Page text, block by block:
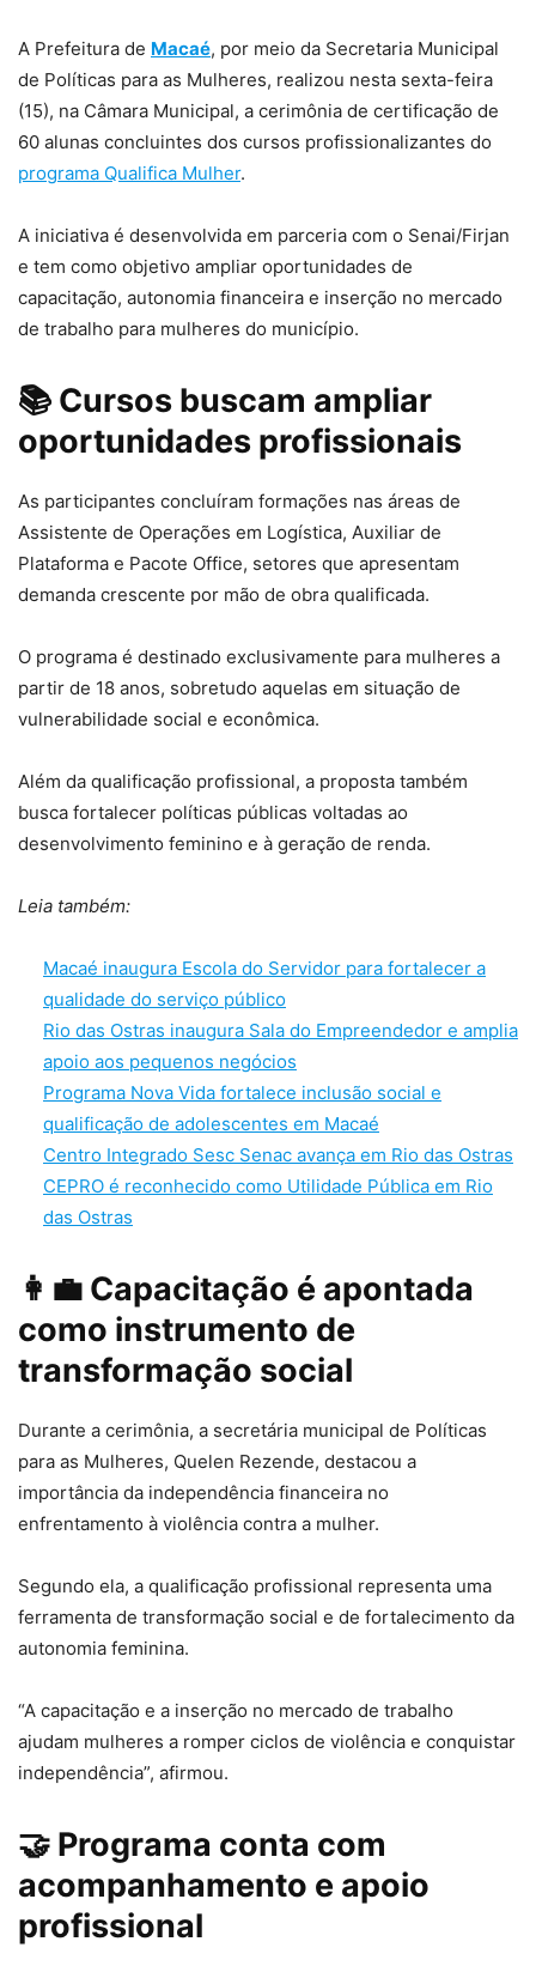
A Prefeitura de Macaé, por meio da Secretaria Municipal
de Políticas para as Mulheres, realizou nesta sexta-feira
(15), na Câmara Municipal, a cerimônia de certificação de
60 alunas concluintes dos cursos profissionalizantes do
programa Qualifica Mulher.
A iniciativa é desenvolvida em parceria com o Senai/Firjan
e tem como objetivo ampliar oportunidades de
capacitação, autonomia financeira e inserção no mercado
de trabalho para mulheres do município.
📚 Cursos buscam ampliar
oportunidades profissionais
As participantes concluíram formações nas áreas de
Assistente de Operações em Logística, Auxiliar de
Plataforma e Pacote Office, setores que apresentam
demanda crescente por mão de obra qualificada.
O programa é destinado exclusivamente para mulheres a
partir de 18 anos, sobretudo aquelas em situação de
vulnerabilidade social e econômica.
Além da qualificação profissional, a proposta também
busca fortalecer políticas públicas voltadas ao
desenvolvimento feminino e à geração de renda.
Leia também:
Macaé inaugura Escola do Servidor para fortalecer a
qualidade do serviço público
Rio das Ostras inaugura Sala do Empreendedor e amplia
apoio aos pequenos negócios
Programa Nova Vida fortalece inclusão social e
qualificação de adolescentes em Macaé
Centro Integrado Sesc Senac avança em Rio das Ostras
CEPRO é reconhecido como Utilidade Pública em Rio
das Ostras
👩‍💼 Capacitação é apontada
como instrumento de
transformação social
Durante a cerimônia, a secretária municipal de Políticas
para as Mulheres, Quelen Rezende, destacou a
importância da independência financeira no
enfrentamento à violência contra a mulher.
Segundo ela, a qualificação profissional representa uma
ferramenta de transformação social e de fortalecimento da
autonomia feminina.
“A capacitação e a inserção no mercado de trabalho
ajudam mulheres a romper ciclos de violência e conquistar
independência”, afirmou.
🤝 Programa conta com
acompanhamento e apoio
profissional